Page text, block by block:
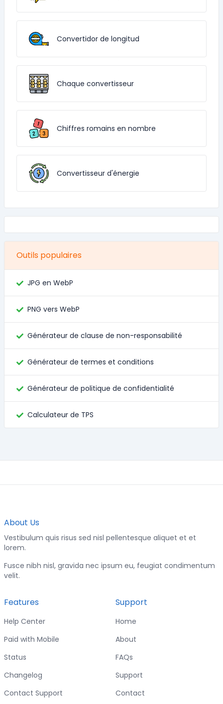
Convertidor de longitud
Chaque convertisseur
Chiffres romains en nombre
Convertisseur d'énergie
Outils populaires
JPG en WebP
PNG vers WebP
Générateur de clause de non-responsabilité
Générateur de termes et conditions
Générateur de politique de confidentialité
Calculateur de TPS
About Us
Vestibulum quis risus sed nisl pellentesque aliquet et et
lorem.
Fusce nibh nisl, gravida nec ipsum eu, feugiat condimentum
velit.
Features
Help Center
Paid with Mobile
Status
Changelog
Contact Support
Support
Home
About
FAQs
Support
Contact